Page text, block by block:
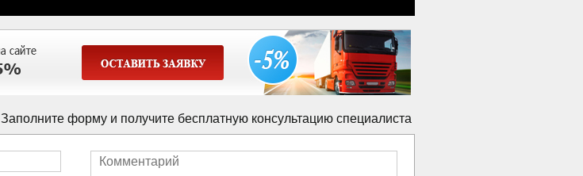
Заполните форму и получите бесплатную консультацию специалиста